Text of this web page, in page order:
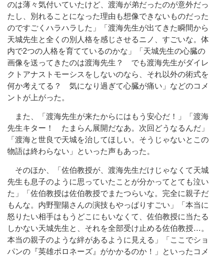
のは薄々気付いていたけど、渡海が弟だったのが意外だっ
たし、別れることになった理由も想像できないものだった
のですごくハラハラした」「渡海先生が出てきた瞬間から
天城先生と全くの別人格を感じさせるニノ、すごいな。体
内で2つの人格を育てているのかな」「天城先生の心臓の
画像を送ってきたのは渡海先生？ でも渡海先生がダイレ
クトアナストモーシスをしないのなら、それ以外の術式を
何か考えてる？ 気になり過ぎて心臓が痛い」などのコメ
ントが上がった。
また、「渡海先生が来たからにはもう安心だ！」「渡海
先生キター！ たまらん展開だなあ。次回どうなるんだ」
「渡海と世良で天城を治してほしい。そうじゃないとこの
物語は終わらない」といった声もあった。
そのほか、「佐伯教授が、渡海先生だけじゃなくて天城
先生も息子のように思っていたことが分かってとても泣い
た」「佐伯教授は佐伯教授でまたつらいな。完全に親子だ
もんな。内野聖陽さんの演技もやっぱりすごい」「本当に
怒りたい相手はもうどこにもいなくて、佐伯教授に当たる
しかない天城先生と、それを全部受け止める佐伯教授…。
本当の親子のような絆があるように見える」「ここでショ
パンの『英雄ポロネーズ』がかかるのか！」といったコメ